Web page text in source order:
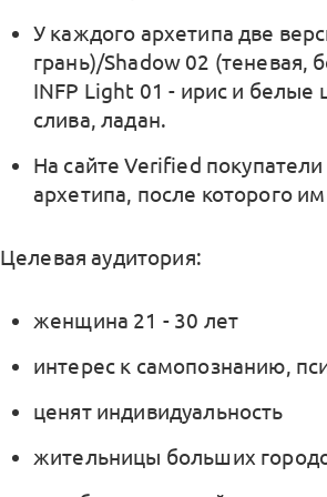
У каждого архетипа две
грань)/Shadow 02 (теневая,
INFP Light 01 - ирис и белые
слива, ладан.
На сайте Verified
архетипа, после которого
Целевая аудитория:
женщина 21 - 30 лет
интерес к самопознанию,
ценят индивидуальность
жительницы больших